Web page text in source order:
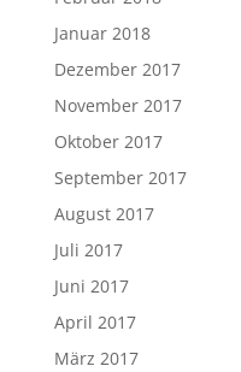
Januar 2018
Dezember 2017
November 2017
Oktober 2017
September 2017
August 2017
Juli 2017
Juni 2017
April 2017
März 2017